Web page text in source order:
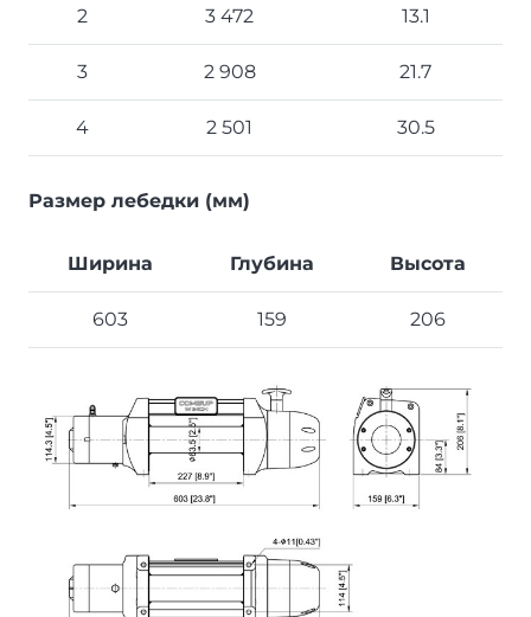
2 3 472 13.1
3 2 908 21.7
4 2 501 30.5
Размер лебедки (мм)
Ширина Глубина Высота
603 159 206